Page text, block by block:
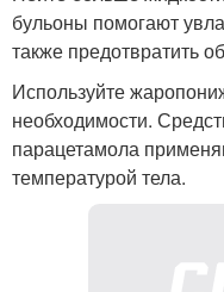
бульоны помогают
также предотвратить
Используйте
необходимости.
парацетамола
температурой тела.